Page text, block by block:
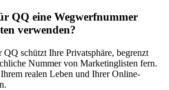
QQ eine Wegwerfnummer
verwenden?
schützt Ihre Privatsphäre, begrenzt
Nummer von Marketinglisten fern.
realen Leben und Ihrer Online-